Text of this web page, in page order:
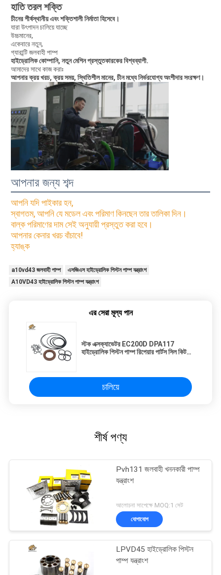
হাতি তরল শক্তি
চীনের শীর্ষস্থানীয় এবং শক্তিশালী নির্মাতা হিসেবে।
যারা উৎপাদন চালিয়ে যাচ্ছে
উচ্চমানের,
একেবারে নতুন,
গ্যারান্টি জলবাহী পাম্প
হাইড্রোলিক কোম্পানি, নতুন মেশিন প্রস্তুতকারকের বিশ্বব্যাপী.
আমাদের সাথে কাজ করাঃ
আপনার ক্রয় খরচ, ক্রয় সময়, স্থিতিশীল মানের, চীন মধ্যে নির্ভরযোগ্য অংশীদার সংরক্ষণ।
আপনার জন্য শব্দ
আপনি যদি পাইকার হন,
স্বাগতম, আপনি যে মডেল এবং পরিমাণ কিনছেন তার তালিকা দিন।
বাল্ক পরিমাণের দাম সেই অনুযায়ী প্রস্তুত করা হবে।
আপনার কেনার খরচ বাঁচাবে!
হ্যাঙ্ক
a10vd43 জলবাহী পাম্প
এসজিএস হাইড্রোলিক পিস্টন পাম্প যন্ত্রাংশ
A10VD43 হাইড্রোলিক পিস্টন পাম্প যন্ত্রাংশ
এর সেরা মূল্য পান
স্টক এক্সক্যাভেটর EC200D DPA117
হাইড্রোলিক পিস্টন পাম্প রিপেয়ার পার্টস সিল কিট
চালিয়ে
শীর্ষ পণ্য
Pvh131 জলবাহী খননকারী পাম্প
যন্ত্রাংশ
আলোচনা সাপেক্ষে MOQ:1 সেট
যোগাযোগ
LPVD45 হাইড্রোলিক পিস্টন
পাম্প যন্ত্রাংশ